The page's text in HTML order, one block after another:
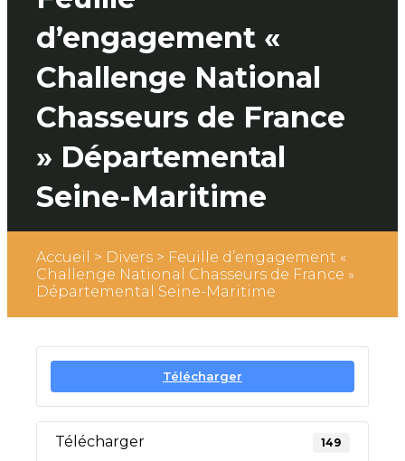
d’engagement «
Challenge National
Chasseurs de France
» Départemental
Seine-Maritime
Accueil > Divers > Feuille d’engagement «
Challenge National Chasseurs de France »
Départemental Seine-Maritime
Télécharger
Télécharger 149